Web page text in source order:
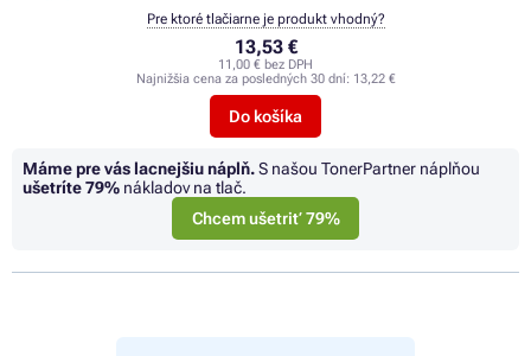
13,53 €
11,00 € bez DPH
Najnižšia cena za posledných 30 dní: 13,22 €
Do košíka
Pre ktoré tlačiarne je produkt vhodný?
Máme pre vás lacnejšiu náplň.S našou TonerPartner náplňou
ušetríte79% nákladov na tlač.
Chcem ušetriť 79%